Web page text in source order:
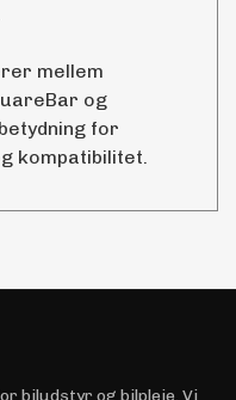
mellem
og
for
kompatibilitet.
biludstyr og bilpleje. Vi